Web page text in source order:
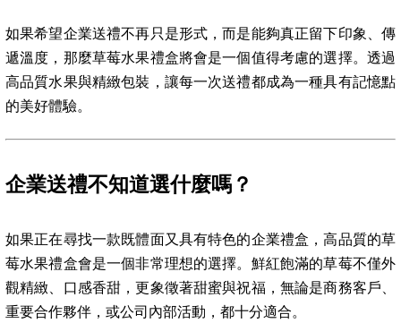
如果希望企業送禮不再只是形式，而是能夠真正留下印象、傳
遞溫度，那麼草莓水果禮盒將會是一個值得考慮的選擇。透過
高品質水果與精緻包裝，讓每一次送禮都成為一種具有記憶點
的美好體驗。
企業送禮不知道選什麼嗎？
如果正在尋找一款既體面又具有特色的企業禮盒，高品質的草
莓水果禮盒會是一個非常理想的選擇。鮮紅飽滿的草莓不僅外
觀精緻、口感香甜，更象徵著甜蜜與祝福，無論是商務客戶、
重要合作夥伴，或公司內部活動，都十分適合。